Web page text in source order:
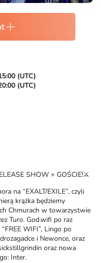
(UTC)
(UTC)
SHOW + GOŚCIE!⚔️
na “EXALT/EXILE”, czyli
krążka będziemy
Chmurach w towarzystwie
Turo. God.wifi po raz
WIFI”, Lingo po
i Newonce, oraz
oraz nowa
Inter.